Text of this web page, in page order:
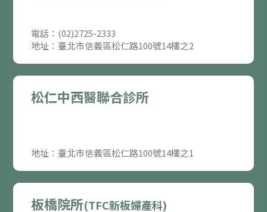
電話：(02)2725-2333
地址：臺北市信義區松仁路100號14樓之2
松仁中西醫聯合診所
地址：臺北市信義區松仁路100號14樓之1
板橋院所(TFC新板婦產科)